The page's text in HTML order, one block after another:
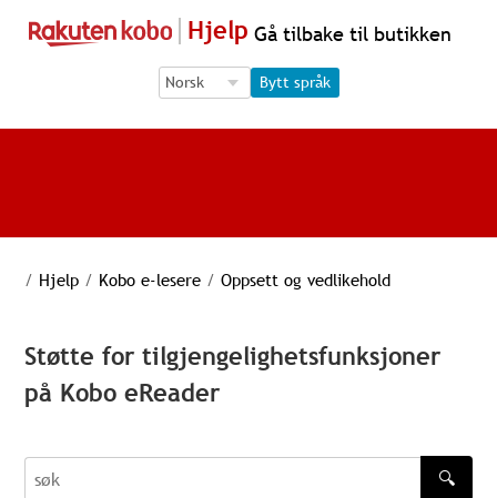
Hjelp Gå tilbake til butikken
Language Selection
Language Selection
Bytt språk
/ Hjelp / Kobo e-lesere / Oppsett og vedlikehold
Støtte for tilgjengelighetsfunksjoner
på Kobo eReader
søk
🔍